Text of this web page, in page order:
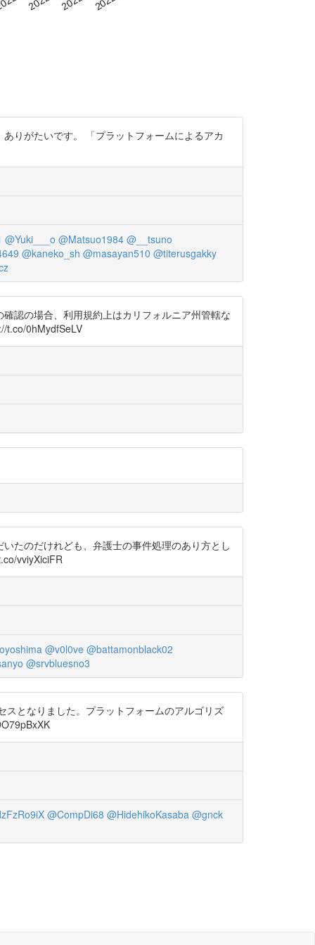
りがたいです。 「プラットフォームによるアカ
@Yuki___o @Matsuo1984 @__tsuno
@kaneko_sh @masayan510 @titerusgakky
認の場合、利用規約上はカリフォルニア州管轄な
t.co/0hMydfSeLV
たのだけれども、弁護士の事件処理のあり方とし
vviyXiciFR
@v0l0ve @battamonblack02
@srvbluesno3
スとなりました。プラットフォームのアルゴリズ
@CompDi68 @HidehikoKasaba @gnck